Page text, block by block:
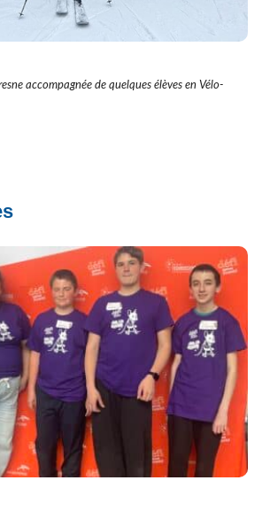
accompagnée de quelques élèves en Vélo-